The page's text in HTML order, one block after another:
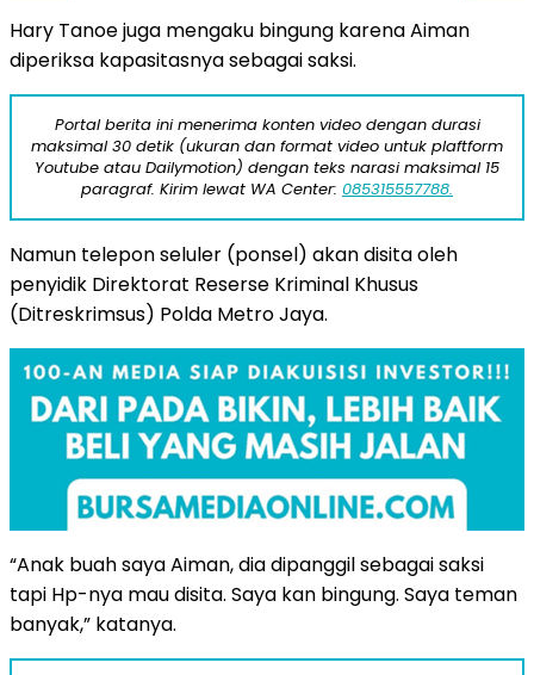
Hary Tanoe juga mengaku bingung karena Aiman
diperiksa kapasitasnya sebagai saksi.
Portal berita ini menerima konten video dengan durasi
maksimal 30 detik (ukuran dan format video untuk plaftform
Youtube atau Dailymotion) dengan teks narasi maksimal 15
paragraf. Kirim lewat WA Center: 085315557788.
Namun telepon seluler (ponsel) akan disita oleh
penyidik Direktorat Reserse Kriminal Khusus
(Ditreskrimsus) Polda Metro Jaya.
“Anak buah saya Aiman, dia dipanggil sebagai saksi
tapi Hp-nya mau disita. Saya kan bingung. Saya teman
banyak,” katanya.